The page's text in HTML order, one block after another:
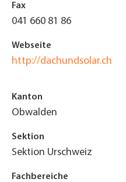
Fax
041 660 81 86
Webseite
http://dachundsolar.ch
Kanton
Obwalden
Sektion
Sektion Urschweiz
Fachbereiche